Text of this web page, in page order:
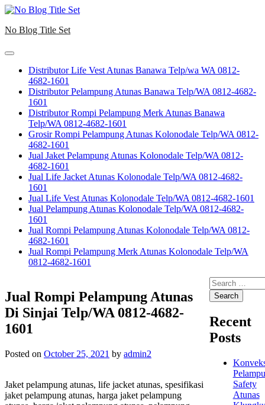
Skip
content
No Blog Title Set
Distributor Life Vest Atunas Banawa Telp/wa WA 0812-
4682-1601
Distributor Pelampung Atunas Banawa Telp/WA 0812-4682-
1601
Distributor Rompi Pelampung Merk Atunas Banawa
Telp/WA 0812-4682-1601
Grosir Rompi Pelampung Atunas Kolonodale Telp/WA 0812-
4682-1601
Jual Jaket Pelampung Atunas Kolonodale Telp/WA 0812-
4682-1601
Jual Life Jacket Atunas Kolonodale Telp/WA 0812-4682-
1601
Jual Life Vest Atunas Kolonodale Telp/WA 0812-4682-1601
Jual Pelampung Atunas Kolonodale Telp/WA 0812-4682-
1601
Jual Rompi Pelampung Atunas Kolonodale Telp/WA 0812-
4682-1601
Jual Rompi Pelampung Merk Atunas Kolonodale Telp/WA
0812-4682-1601
Jual Rompi Pelampung Atunas
Di Sinjai Telp/WA 0812-4682-
1601
Posted on October 25, 2021 by admin2
Jaket pelampung atunas, life jacket atunas, spesifikasi
jaket pelampung atunas, harga jaket pelampung
Search
for:
Recent
Posts
Safety
Atunas